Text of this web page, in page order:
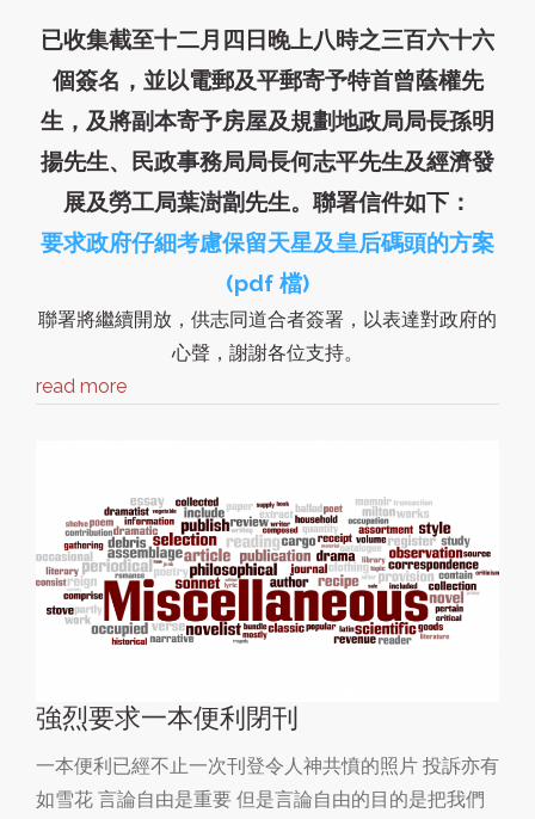
已收集截至十二月四日晚上八時之三百六十六
個簽名，並以電郵及平郵寄予特首曾蔭權先
生，及將副本寄予房屋及規劃地政局局長孫明
揚先生、民政事務局局長何志平先生及經濟發
展及勞工局葉澍劏先生。聯署信件如下：
要求政府仔細考慮保留天星及皇后碼頭的方案
(pdf 檔)
聯署將繼續開放，供志同道合者簽署，以表達對政府的
心聲，謝謝各位支持。
read more
強烈要求一本便利閉刊
一本便利已經不止一次刊登令人神共憤的照片 投訴亦有
如雪花 言論自由是重要 但是言論自由的目的是把我們